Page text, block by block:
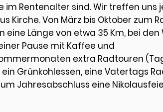
im Rentenalter sind. Wir treffen
Kirche. Von März bis Oktober zum
eine Länge von etwa 35 Km, bei
Pause mit Kaffee und
extra Radtouren
Grünkohlessen, eine Vatertags
Jahresabschluss eine